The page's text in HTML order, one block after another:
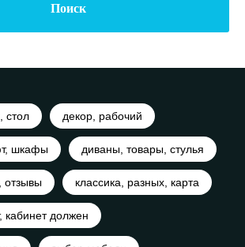
Поиск
стол декор, рабочий
шкафы диваны, товары, стулья
отзывы классика, разных, карта
кабинет должен